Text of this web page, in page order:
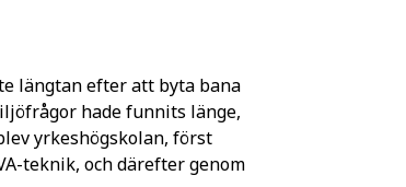
längtan efter att byta bana
hade funnits länge,
yrkeshögskolan, först
teknik, och därefter genom